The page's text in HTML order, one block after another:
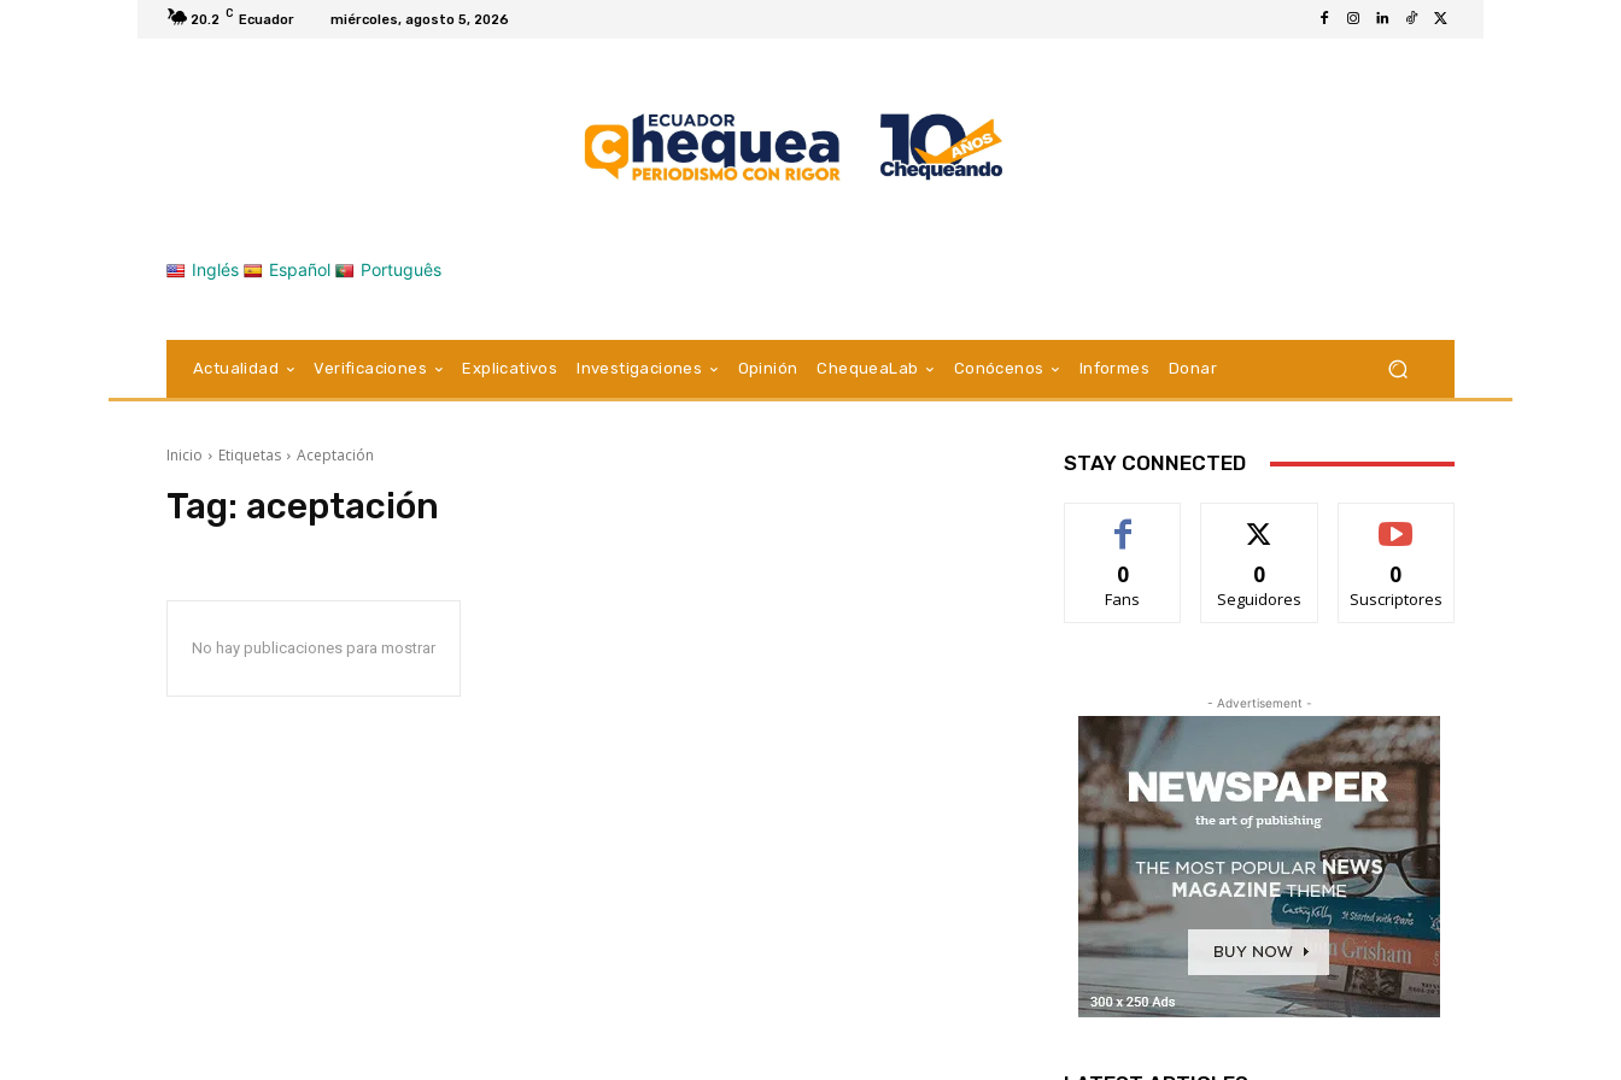
20.2 C Ecuador miércoles, agosto 5, 2026
Inglés Español Português
Actualidad Verificaciones Explicativos Investigaciones Opinión ChequeaLab Conócenos Informes Donar
Inicio Etiquetas Aceptación
Tag: aceptación
No hay publicaciones para mostrar
STAY CONNECTED
0
Fans
0
Seguidores
0
Suscriptores
- Advertisement -